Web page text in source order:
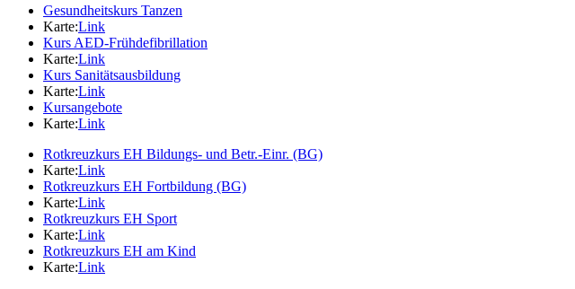
Gesundheitskurs Tanzen
Karte:Link
Kurs AED-Frühdefibrillation
Karte:Link
Kurs Sanitätsausbildung
Karte:Link
Kursangebote
Karte:Link
Rotkreuzkurs EH Bildungs- und Betr.-Einr. (BG)
Karte:Link
Rotkreuzkurs EH Fortbildung (BG)
Karte:Link
Rotkreuzkurs EH Sport
Karte:Link
Rotkreuzkurs EH am Kind
Karte:Link